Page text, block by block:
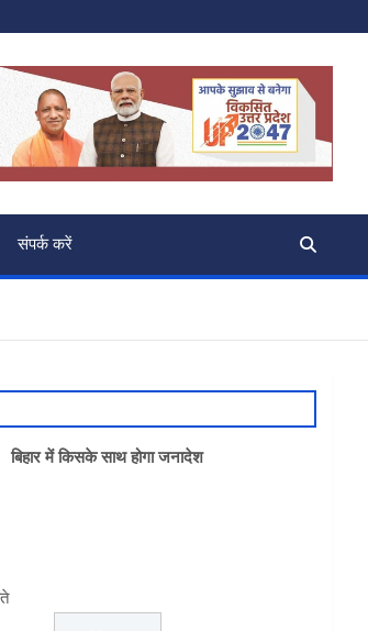
संपर्क करें
बिहार में किसके साथ होगा जनादेश